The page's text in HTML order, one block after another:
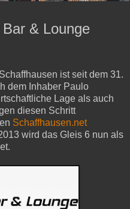
& Lounge
ist seit dem 31.
dem Inhaber Paulo
Lage als auch
diesen Schritt
Schaffhausen.net
wird das Gleis 6 nun als